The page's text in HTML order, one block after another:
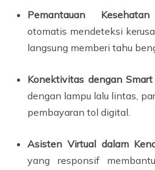
Pemantauan
otomatis mendeteksi
langsung memberi tahu
Konektivitas dengan
dengan lampu lalu lintas,
pembayaran tol digital.
Asisten Virtual dalam
yang responsif